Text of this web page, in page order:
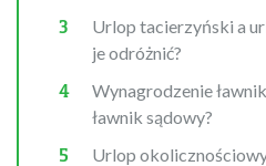
Urlop tacierzyński a
je odróżnić?
Wynagrodzenie
ławnik sądowy?
Urlop